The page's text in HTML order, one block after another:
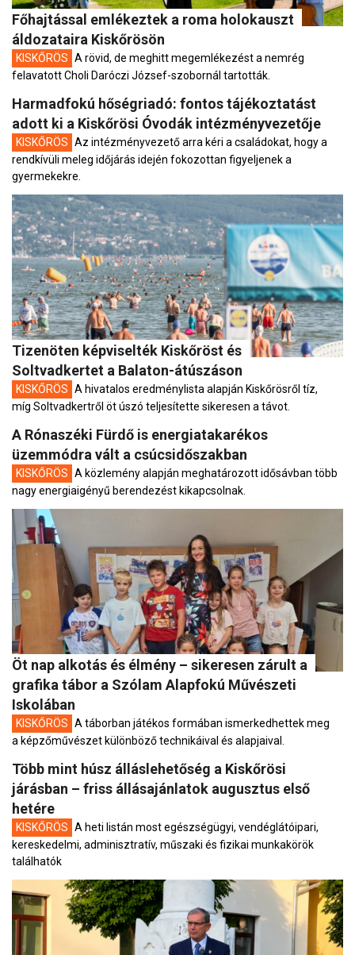
Főhajtással emlékeztek a roma holokauszt
áldozataira Kiskőrösön
KISKŐRÖS A rövid, de meghitt megemlékezést a nemrég
felavatott Choli Daróczi József-szobornál tartották.
Harmadfokú hőségriadó: fontos tájékoztatást
adott ki a Kiskőrösi Óvodák intézményvezetője
KISKŐRÖS Az intézményvezető arra kéri a családokat, hogy a
rendkívüli meleg időjárás idején fokozottan figyeljenek a
gyermekekre.
Tizenöten képviselték Kiskőröst és
Soltvadkertet a Balaton-átúszáson
KISKŐRÖS A hivatalos eredménylista alapján Kiskőrösről tíz,
míg Soltvadkertről öt úszó teljesítette sikeresen a távot.
A Rónaszéki Fürdő is energiatakarékos
üzemmódra vált a csúcsidőszakban
KISKŐRÖS A közlemény alapján meghatározott idősávban több
nagy energiaigényű berendezést kikapcsolnak.
Öt nap alkotás és élmény – sikeresen zárult a
grafika tábor a Szólam Alapfokú Művészeti
Iskolában
KISKŐRÖS A táborban játékos formában ismerkedhettek meg
a képzőművészet különböző technikáival és alapjaival.
Több mint húsz álláslehetőség a Kiskőrösi
járásban – friss állásajánlatok augusztus első
hetére
KISKŐRÖS A heti listán most egészségügyi, vendéglátóipari,
kereskedelmi, adminisztratív, műszaki és fizikai munkakörök
találhatók